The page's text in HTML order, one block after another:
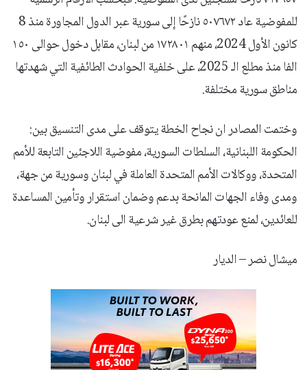
للمفوضية عاد ٥٠٧٦٧٢ نازحًا إلى سورية عبر الدول المجاورة منذ 8
كانون الأول 2024، منهم ١٧٢٨٠١ من لبنان، مقابل دخول حوالى ١٥٠
الفا منذ مطلع الـ 2025، على خلفية الحوادث الطائفية التي شهدتها
مناطق سورية مختلفة.
وختمت المصادر ان نجاح الخطة يتوقف على مدى التنسيق بين:
الحكومة اللبنانية، السلطات السورية، مفوضية اللاجئين التابعة للأمم
المتحدة، ووكالات الأمم المتحدة العاملة في لبنان وسورية من جهة،
ومدى وفاء الجهات المانحة بدعم وضمان استقرار وتأمين المساعدة
للعائدين، لمنع عودتهم بطرق غير شرعية الى لبنان.
ميشال نصر – الديار